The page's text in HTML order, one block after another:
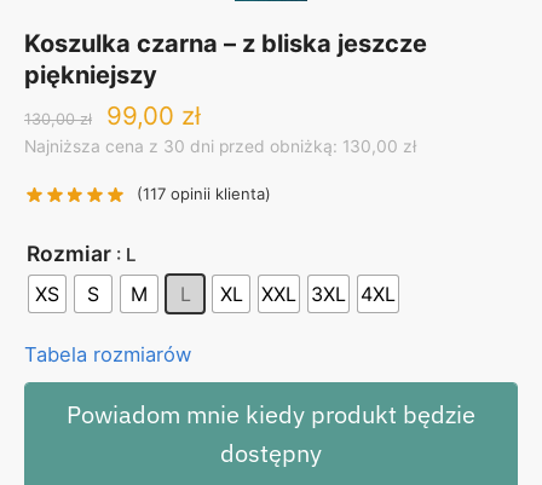
Koszulka czarna – z bliska jeszcze
piękniejszy
130,00zł
Original
price
130,00 zł.
99,00 złCurrent
price
99,00 zł.
Najniższa cena z 30 dni przed obniżką: 130,00 zł
(117 opinii klienta)
Rozmiar : L
XS S M L XL XXL 3XL 4XL
Tabela rozmiarów
Powiadom mnie kiedy produkt będzie
dostępny